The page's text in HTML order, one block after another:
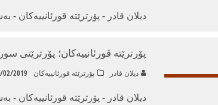
دیلان قادر - پۆرترێته‌ قورئانییه‌كان -
پۆرترێته‌ قورئانییه‌كان؛ پۆرترێتی
دیلان قادر پۆرترێته‌ قورئانییه‌كان 02/2019
دیلان قادر - پۆرترێته‌ قورئانییه‌كان -